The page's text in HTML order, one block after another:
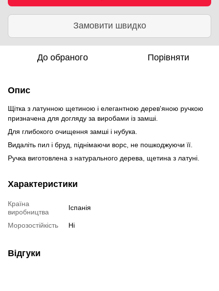
Замовити швидко
До обраного Порівняти
Опис
Щітка з латунною щетиною і елегантною дерев'яною ручкою
призначена для догляду за виробами із замші.
Для глибокого очищення замші і нубука.
Видаліть пил і бруд, піднімаючи ворс, не пошкоджуючи її.
Ручка виготовлена з натурального дерева, щетина з латуні.
Характеристики
Країна
виробництва
Іспанія
Морозостійкість Ні
Відгуки